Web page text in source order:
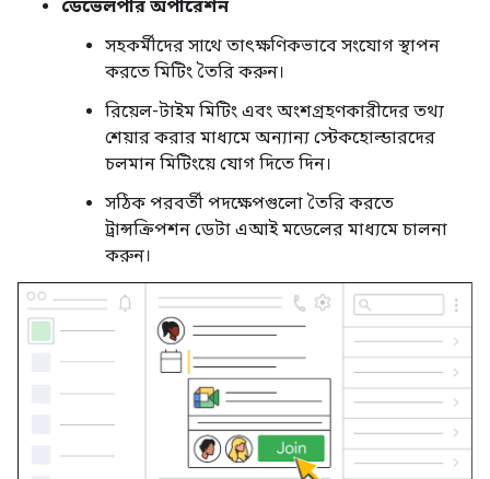
ডেভেলপার অপারেশন
সহকর্মীদের সাথে তাৎক্ষণিকভাবে সংযোগ স্থাপন
করতে মিটিং তৈরি করুন।
রিয়েল-টাইম মিটিং এবং অংশগ্রহণকারীদের তথ্য
শেয়ার করার মাধ্যমে অন্যান্য স্টেকহোল্ডারদের
চলমান মিটিংয়ে যোগ দিতে দিন।
সঠিক পরবর্তী পদক্ষেপগুলো তৈরি করতে
ট্রান্সক্রিপশন ডেটা এআই মডেলের মাধ্যমে চালনা
করুন।